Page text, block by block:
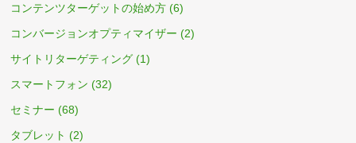
コンテンツターゲットの始め方 (6)
コンバージョンオプティマイザー (2)
サイトリターゲティング (1)
スマートフォン (32)
セミナー (68)
タブレット (2)